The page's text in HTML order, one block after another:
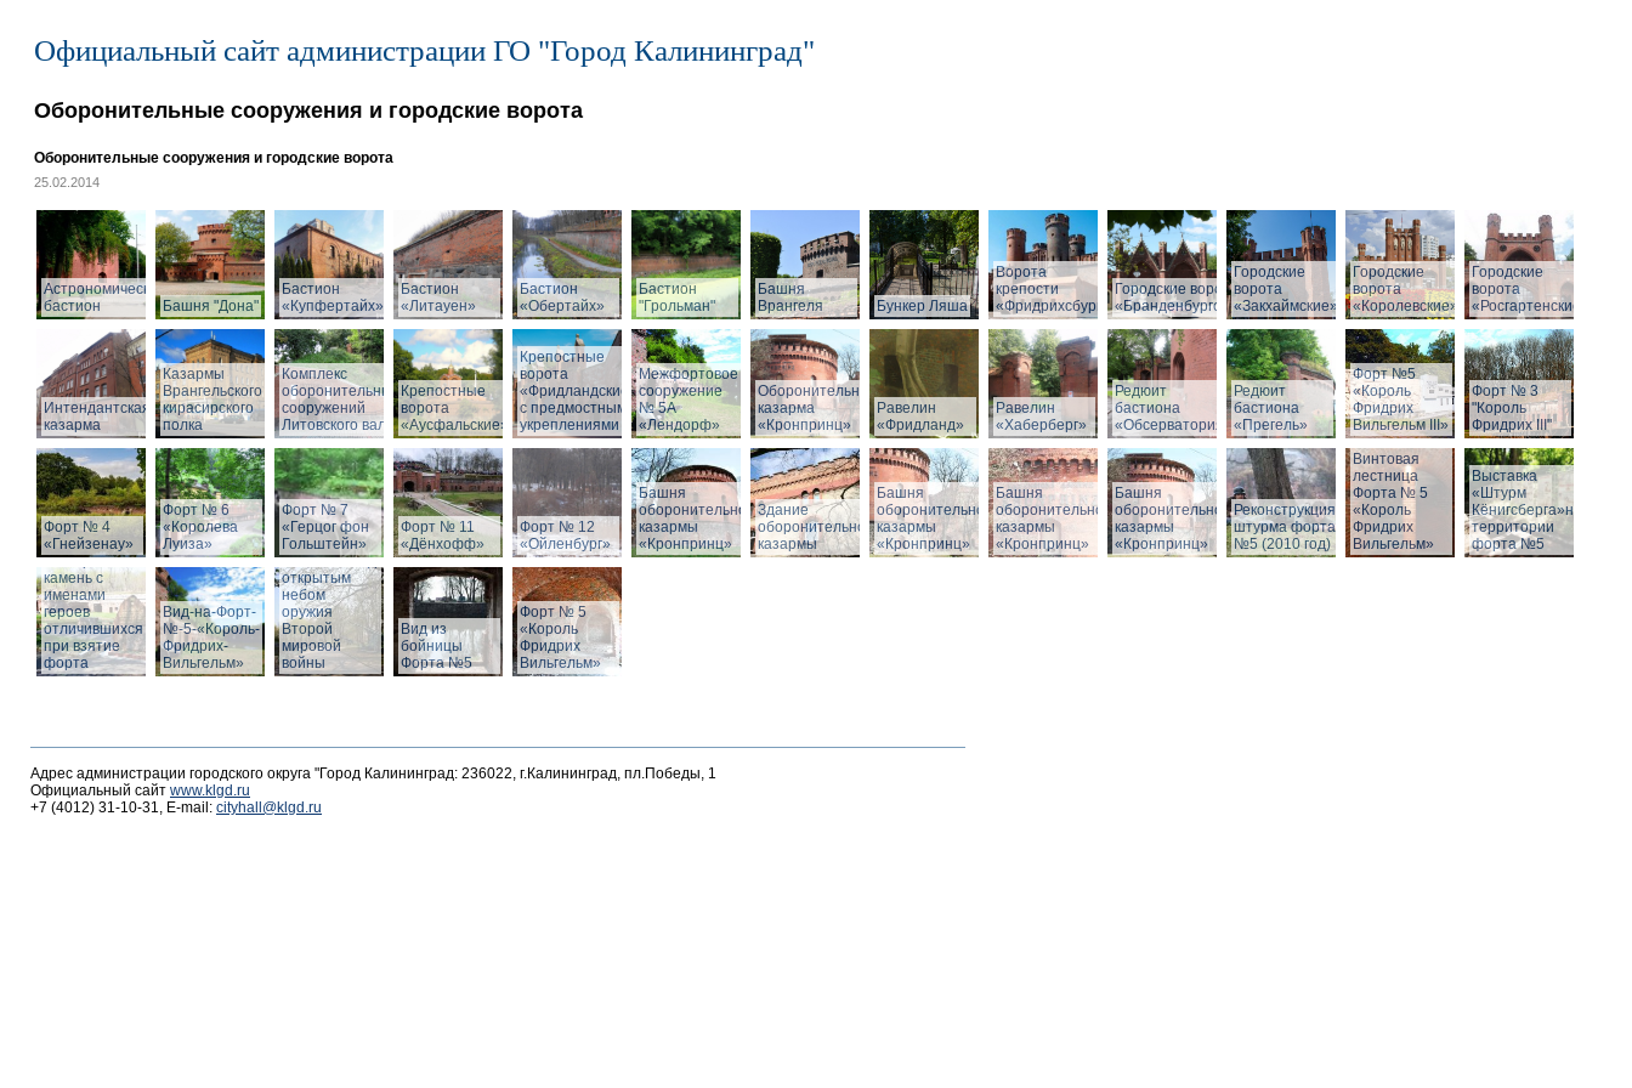
Официальный сайт администрации ГО "Город Калининград"
Оборонительные сооружения и городские ворота
Оборонительные сооружения и городские ворота
25.02.2014
Астрономический
бастион
Башня "Дона"
Бастион
«Купфертайх»
Бастион
«Литауен»
Бастион
«Обертайх»
Бастион
"Грольман"
Башня
Врангеля
Бункер Ляша
Ворота
крепости
«Фридрихсбург»
Городские ворота
«Бранденбургские»
Городские
ворота
«Закхаймские»
Городские
ворота
«Королевские»
Городские
ворота
«Росгартенские»
Интендантская
казарма
Казармы
Врангельского
кирасирского
полка
Комплекс
оборонительных
сооружений
Литовского вала
Крепостные
ворота
«Аусфальские»
Крепостные
ворота
«Фридландские»
с предмостными
укреплениями
Межфортовое
сооружение
№ 5А
«Лендорф»
Оборонительная
казарма
«Кронпринц»
Равелин
«Фридланд»
Равелин
«Хаберберг»
Редюит
бастиона
«Обсерватория»
Редюит
бастиона
«Прегель»
Форт №5
«Король
Фридрих
Вильгельм III»
Форт № 3
"Король
Фридрих III"
Форт № 4
«Гнейзенау»
Форт № 6
«Королева
Луиза»
Форт № 7
«Герцог фон
Гольштейн»
Форт № 11
«Дёнхофф»
Форт № 12
«Ойленбург»
Башня
оборонительной
казармы
«Кронпринц»
Здание
оборонительной
казармы
Башня
оборонительной
казармы
«Кронпринц»
Башня
оборонительной
казармы
«Кронпринц»
Башня
оборонительной
казармы
«Кронпринц»
Реконструкция
штурма форта
№5 (2010 год)
Винтовая
лестница
Форта № 5
«Король
Фридрих
Вильгельм»
Выставка
«Штурм
Кёнигсберга»на
территории
форта №5
Мемориальный
камень с
именами
героев
отличившихся
при взятие
форта
Вид-на-Форт-
№-5-«Король-
Фридрих-
Вильгельм»
Выставка под
открытым
небом
оружия
Второй
мировой
войны
Вид из
бойницы
Форта №5
Форт № 5
«Король
Фридрих
Вильгельм»
Адрес администрации городского округа "Город Калининград: 236022, г.Калининград, пл.Победы, 1
Официальный сайт www.klgd.ru
+7 (4012) 31-10-31, E-mail: cityhall@klgd.ru